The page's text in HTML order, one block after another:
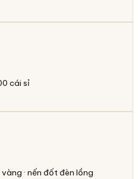
cái sỉ
· nến đốt đèn lồng